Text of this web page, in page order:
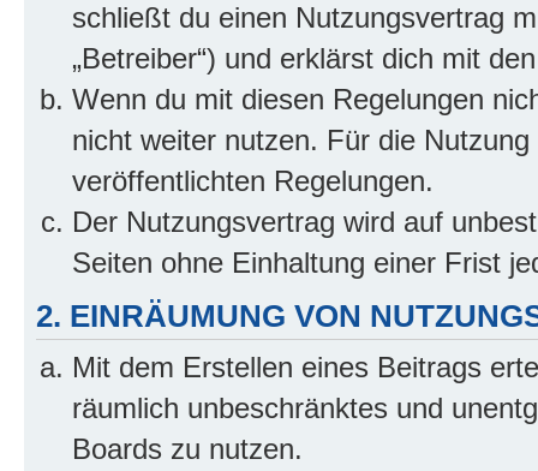
schließt du einen Nutzungsvertrag
„Betreiber“) und erklärst dich mit
Wenn du mit diesen Regelungen
nicht weiter nutzen. Für die
veröffentlichten Regelungen.
Der Nutzungsvertrag wird auf
Seiten ohne Einhaltung einer Frist
2. EINRÄUMUNG VON
Mit dem Erstellen eines Beitrags
räumlich unbeschränktes und
Boards zu nutzen.